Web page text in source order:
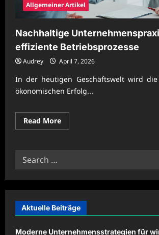
Allgemeiner Artikel
Nachhaltige
effiziente Betriebsprozesse
Audrey April 7, 2026
In der heutigen Geschäftswelt wird die
ökonomischen Erfolg...
Read MoreRead
more
Search
Aktuelle Beiträge
Moderne Unternehmensstrategien für